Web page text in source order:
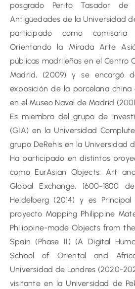
posgrado Perito Tasador
Antigüedades de la Universidad
participado como
Orientando la Mirada Arte
públicas madrileñas en el Centro
Madrid, (2009) y se encargó
exposición de la porcelana
en el Museo Naval de Madrid
Es miembro del grupo de
(GIA) en la Universidad
grupo DeRehis en la Universidad
Ha participado en distintos
como EurAsian Objects: Art
Global Exchange, 1600-1800
Heidelberg (2014) y es Principal
proyecto Mapping Philippine
Philippine-made Objects from
Spain (Phase II) (A Digital
School of Oriental and
Universidad de Londres (2020-
visitante en la Universidad de